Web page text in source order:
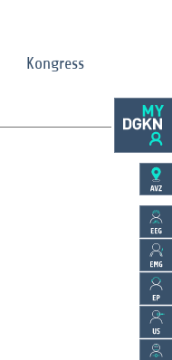
Kongress